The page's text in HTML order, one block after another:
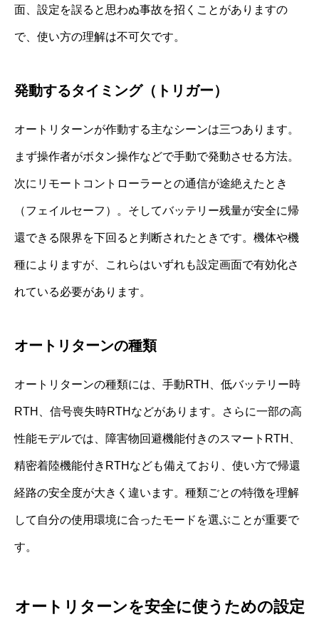
面、設定を誤ると思わぬ事故を招くことがありますの
で、使い方の理解は不可欠です。
発動するタイミング（トリガー）
オートリターンが作動する主なシーンは三つあります。
まず操作者がボタン操作などで手動で発動させる方法。
次にリモートコントローラーとの通信が途絶えたとき
（フェイルセーフ）。そしてバッテリー残量が安全に帰
還できる限界を下回ると判断されたときです。機体や機
種によりますが、これらはいずれも設定画面で有効化さ
れている必要があります。
オートリターンの種類
オートリターンの種類には、手動RTH、低バッテリー時
RTH、信号喪失時RTHなどがあります。さらに一部の高
性能モデルでは、障害物回避機能付きのスマートRTH、
精密着陸機能付きRTHなども備えており、使い方で帰還
経路の安全度が大きく違います。種類ごとの特徴を理解
して自分の使用環境に合ったモードを選ぶことが重要で
す。
オートリターンを安全に使うための設定